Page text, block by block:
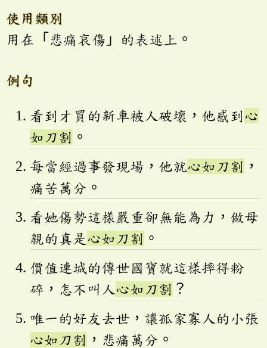
使用類別
用在「悲痛哀傷」的表述上。
例句
看到才買的新車被人破壞，他感到 心
如刀割 。
每當經過事發現場，他就心如刀割 ，
痛苦萬分。
看她傷勢這樣嚴重卻無能為力，做母
親的真是 心如刀割 。
價值連城的傳世國寶就這樣摔得粉
碎，怎不叫人 心如刀割 ？
唯一的好友去世，讓孤家寡人的小張
心如刀割 ，悲痛萬分。